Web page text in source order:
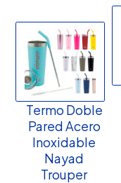
Termo Doble
Pared Acero
Inoxidable
Nayad
Trouper